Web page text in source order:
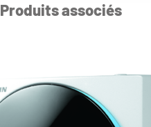
Produits associés